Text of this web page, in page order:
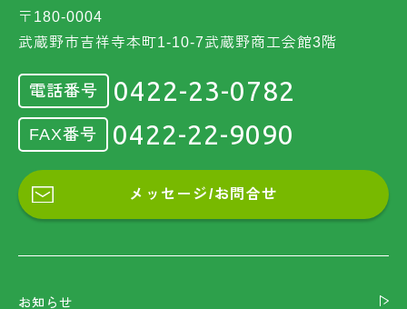
〒180-0004
武蔵野市吉祥寺本町1-10-7武蔵野商工会館3階
電話番号 0422-23-0782
FAX番号 0422-22-9090
メッセージ/お問合せ
お知らせ